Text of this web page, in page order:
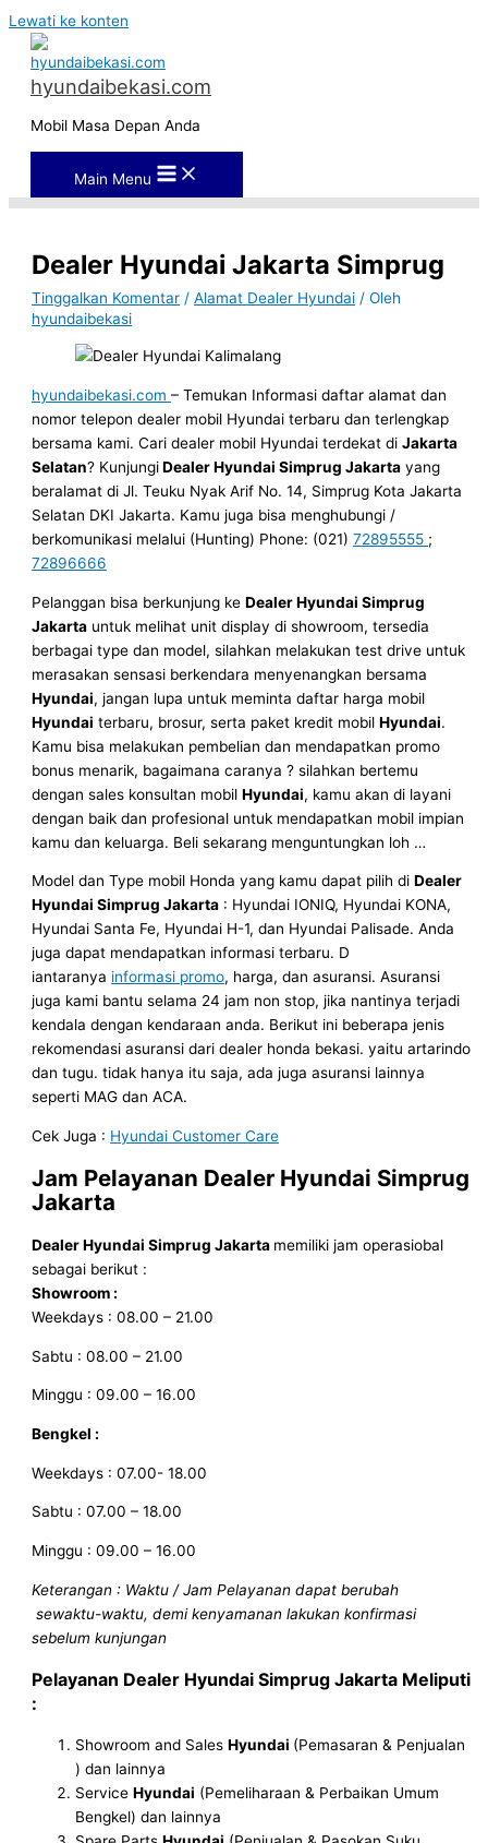
Lewati ke konten
hyundaibekasi.com
Mobil Masa Depan Anda
Main Menu
Dealer Hyundai Jakarta Simprug
Tinggalkan Komentar /Alamat Dealer Hyundai / Oleh
hyundaibekasi
hyundaibekasi.com– Temukan Informasi daftar alamat dan
nomor telepon dealer mobil Hyundai terbaru dan terlengkap
bersama kami. Cari dealer mobil Hyundai terdekat diJakarta
Selatan? KunjungiDealer Hyundai Simprug Jakarta yang
beralamat di Jl. Teuku Nyak Arif No. 14, Simprug Kota Jakarta
Selatan DKI Jakarta. Kamu juga bisa menghubungi /
berkomunikasi melalui (Hunting) Phone: (021)72895555 ;
72896666
Pelanggan bisa berkunjung keDealer Hyundai Simprug
Jakarta untuk melihat unit display di showroom, tersedia
berbagai type dan model, silahkan melakukan test drive untuk
merasakan sensasi berkendara menyenangkan bersama
Hyundai, jangan lupa untuk meminta daftar harga mobil
Hyundai terbaru, brosur, serta paket kredit mobilHyundai.
Kamu bisa melakukan pembelian dan mendapatkan promo
bonus menarik, bagaimana caranya ? silahkan bertemu
dengan sales konsultan mobilHyundai, kamu akan di layani
dengan baik dan profesional untuk mendapatkan mobil impian
kamu dan keluarga. Beli sekarang menguntungkan loh …
Model dan Type mobil Honda yang kamu dapat pilih diDealer
Hyundai Simprug Jakarta : Hyundai IONIQ, Hyundai KONA,
Hyundai Santa Fe, Hyundai H-1, dan Hyundai Palisade. Anda
juga dapat mendapatkan informasi terbaru. D
iantaranya informasi promo, harga, dan asuransi. Asuransi
juga kami bantu selama 24 jam non stop, jika nantinya terjadi
kendala dengan kendaraan anda. Berikut ini beberapa jenis
rekomendasi asuransi dari dealer honda bekasi. yaitu artarindo
dan tugu. tidak hanya itu saja, ada juga asuransi lainnya
seperti MAG dan ACA.
Cek Juga : Hyundai Customer Care
Jam Pelayanan Dealer Hyundai Simprug
Jakarta
Dealer Hyundai Simprug Jakarta memiliki jam operasiobal
sebagai berikut :
Showroom :
Weekdays : 08.00 – 21.00
Sabtu : 08.00 – 21.00
Minggu : 09.00 – 16.00
Bengkel :
Weekdays : 07.00- 18.00
Sabtu : 07.00 – 18.00
Minggu : 09.00 – 16.00
Keterangan : Waktu / Jam Pelayanan dapat berubah
sewaktu-waktu, demi kenyamanan lakukan konfirmasi
sebelum kunjungan
Pelayanan Dealer Hyundai Simprug Jakarta Meliputi
:
Showroom and SalesHyundai (Pemasaran & Penjualan
) dan lainnya
ServiceHyundai (Pemeliharaan & Perbaikan Umum
Bengkel) dan lainnya